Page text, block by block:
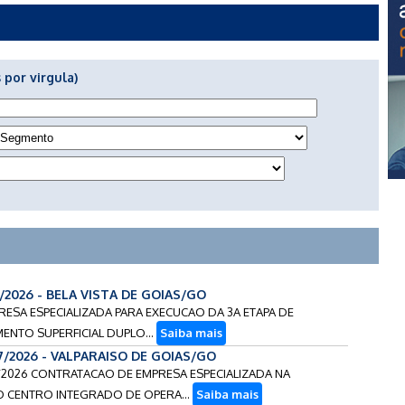
por virgula)
- BELA VISTA DE GOIAS/GO
ESPECIALIZADA PARA EXECUCAO DA 3A ETAPA DE
SUPERFICIAL DUPLO... Saiba mais
2026 - VALPARAISO DE GOIAS/GO
CONTRATACAO DE EMPRESA ESPECIALIZADA NA
INTEGRADO DE OPERA... Saiba mais